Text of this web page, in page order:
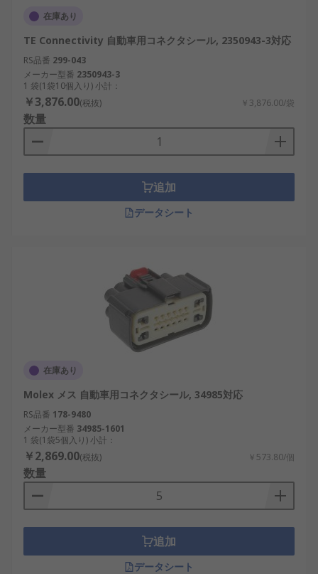
在庫あり
TE Connectivity 自動車用コネクタシール, 2350943-3対応
RS品番 299-043
メーカー型番 2350943-3
1 袋(1袋10個入り) 小計：
￥3,876.00(税抜) ￥3,876.00/袋
数量
追加
データシート
在庫あり
Molex メス 自動車用コネクタシール, 34985対応
RS品番 178-9480
メーカー型番 34985-1601
1 袋(1袋5個入り) 小計：
￥2,869.00(税抜) ￥573.80/個
数量
追加
データシート